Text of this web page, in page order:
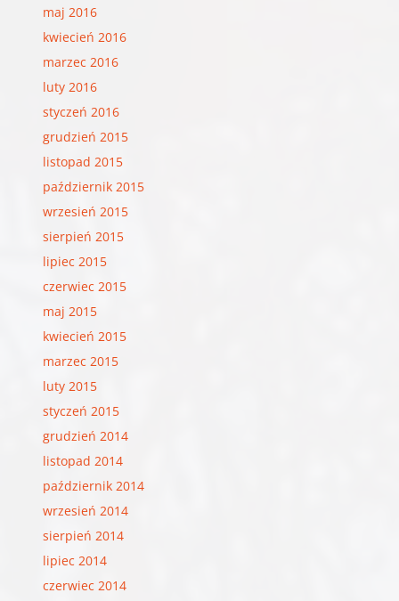
maj 2016
kwiecień 2016
marzec 2016
luty 2016
styczeń 2016
grudzień 2015
listopad 2015
październik 2015
wrzesień 2015
sierpień 2015
lipiec 2015
czerwiec 2015
maj 2015
kwiecień 2015
marzec 2015
luty 2015
styczeń 2015
grudzień 2014
listopad 2014
październik 2014
wrzesień 2014
sierpień 2014
lipiec 2014
czerwiec 2014